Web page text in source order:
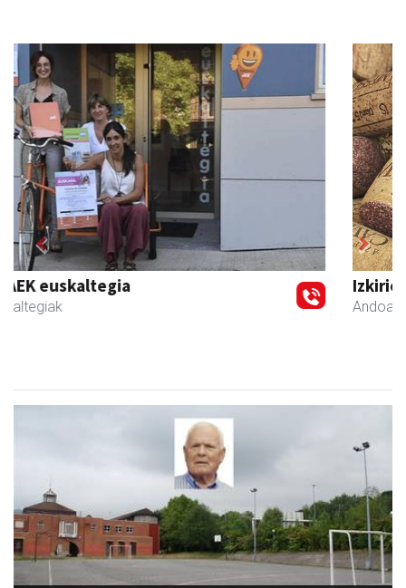
Izkiriota ardoak
Andoain
Previous Next